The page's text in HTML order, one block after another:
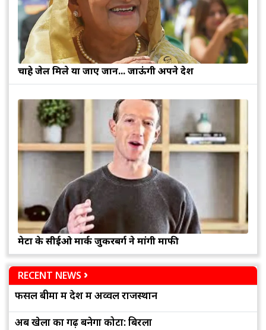
चाहे जेल मिले या जाए जान... जाऊंगी अपने देश
मेटा के सीईओ मार्क जुकरबर्ग ने मांगी माफी
RECENT NEWS
फसल बीमा में देश में अव्वल राजस्थान
अब खेलों का गढ़ बनेगा कोटा: बिरला